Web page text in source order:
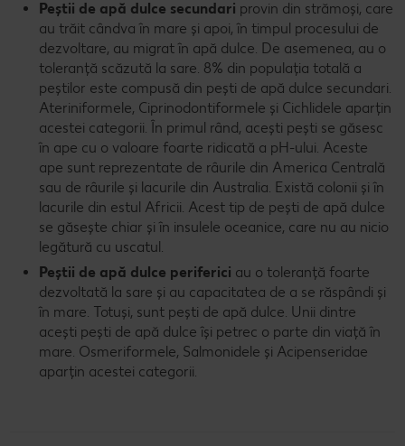
Peștii de apă dulce secundari provin din strămoși, care
au trăit cândva în mare și apoi, în timpul procesului de
dezvoltare, au migrat în apă dulce. De asemenea, au o
toleranță scăzută la sare. 8% din populația totală a
peștilor este compusă din pești de apă dulce secundari.
Ateriniformele, Ciprinodontiformele și Cichlidele aparțin
acestei categorii. În primul rând, acești pești se găsesc
în ape cu o valoare foarte ridicată a pH-ului. Aceste
ape sunt reprezentate de râurile din America Centrală
sau de râurile și lacurile din Australia. Există colonii și în
lacurile din estul Africii. Acest tip de pești de apă dulce
se găsește chiar și în insulele oceanice, care nu au nicio
legătură cu uscatul.
Peștii de apă dulce periferici au o toleranță foarte
dezvoltată la sare și au capacitatea de a se răspândi și
în mare. Totuși, sunt pești de apă dulce. Unii dintre
acești pești de apă dulce își petrec o parte din viață în
mare. Osmeriformele, Salmonidele și Acipenseridae
aparțin acestei categorii.